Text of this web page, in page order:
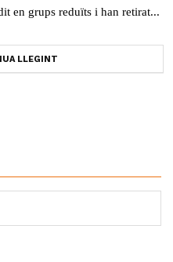
en grups reduïts i han retirat...
LLEGINT